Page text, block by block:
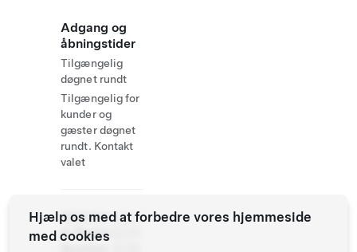
Adgang og
åbningstider
Tilgængelig
døgnet rundt
Tilgængelig for
kunder og
gæster døgnet
rundt. Kontakt
valet
Website
& Phone
+33 1
Hjælp os med at forbedre vores hjemmeside
med cookies